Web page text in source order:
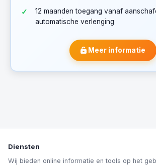
12 maanden toegang vanaf
automatische verlenging
Meer informatie
Diensten
Wij bieden online informatie en tools op het